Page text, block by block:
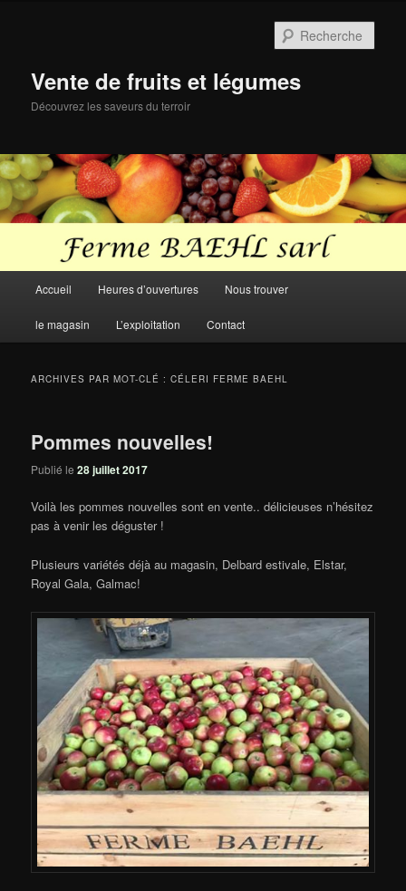
Vente de fruits et légumes
Découvrez les saveurs du terroir
principal
Accueil Heures d’ouvertures Nous trouver
le magasin L’exploitation Contact
ARCHIVES PAR MOT-CLÉ :CÉLERI FERME BAEHL
Pommes nouvelles!
Publié le28 juillet 2017
Voilà les pommes nouvelles sont en vente.. délicieuses n’hésitez
pas à venir les déguster !
Plusieurs variétés déjà au magasin, Delbard estivale, Elstar,
Royal Gala, Galmac!